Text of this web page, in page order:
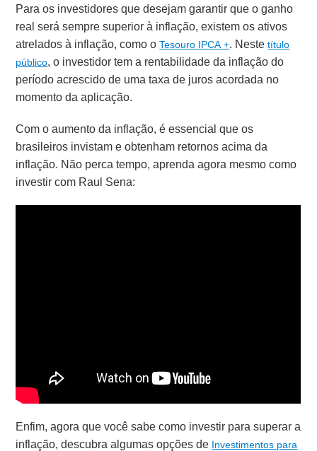
Para os investidores que desejam garantir que o ganho
real será sempre superior à inflação, existem os ativos
atrelados à inflação, como oTesouro IPCA +. Nestetítulo
público, o investidor tem a rentabilidade da inflação do
período acrescido de uma taxa de juros acordada no
momento da aplicação.
Com o aumento da inflação, é essencial que os
brasileiros invistam e obtenham retornos acima da
inflação. Não perca tempo, aprenda agora mesmo como
investir com Raul Sena:
Enfim, agora que você sabe como investir para superar a
inflação, descubra algumas opções de Investimentos para